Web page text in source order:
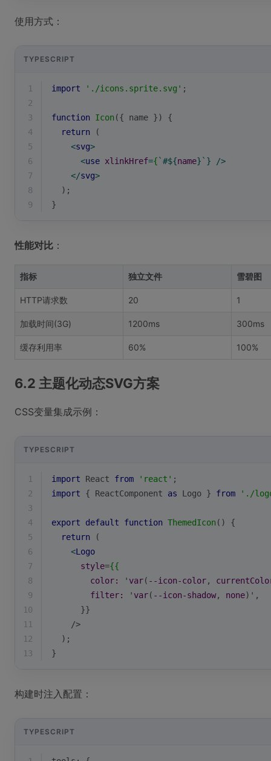
使用方式：
TYPESCRIPT
1 import './icons.sprite.svg' ;
2
3
function Icon({ name }) {
4
return (
5
<svg>
6
<use xlinkHref={ `#${name}`} />
7
</svg>
8
  );
9
}
性能对比 ：
指标 独立文件 雪碧图
HTTP请求数 20 1
加载时间(3G) 1200ms 300ms
缓存利用率 60% 100%
6.2 主题化动态SVG方案
CSS变量集成示例：
TYPESCRIPT
1 import React from 'react' ;
2
import { ReactComponent as Logo } from
'./
3
4
export default function ThemedIcon( ) {
5
return (
6
<Logo
7
style={{
8
color: ' var( --icon-color,
9
filter: ' var( --icon-shadow, none)',
10
      }}
11
    />
12
  );
13
}
构建时注入配置：
TYPESCRIPT